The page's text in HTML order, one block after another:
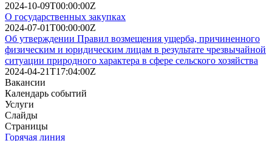
2024-10-09T00:00:00Z
О государственных закупках
2024-07-01T00:00:00Z
Об утверждении Правил возмещения ущерба, причиненного
физическим и юридическим лицам в результате чрезвычайной
ситуации природного характера в сфере сельского хозяйства
2024-04-21T17:04:00Z
Вакансии
Календарь событий
Услуги
Слайды
Страницы
Горячая линия